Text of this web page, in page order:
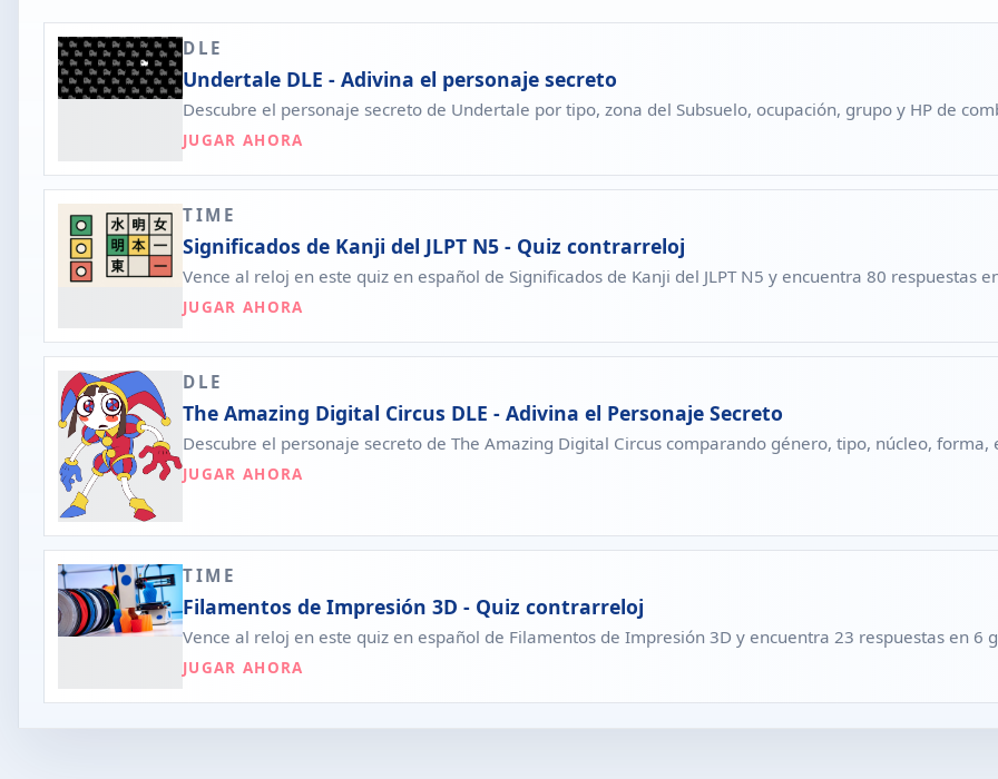
DLE
Undertale DLE - Adivina el personaje secreto
Descubre el personaje secreto de Undertale por tipo, zona del Subsuelo, ocupación, grupo y HP de
JUGAR AHORA
TIME
Significados de Kanji del JLPT N5 - Quiz contrarreloj
Vence al reloj en este quiz en español de Significados de Kanji del JLPT N5 y encuentra 80 respuestas
JUGAR AHORA
DLE
The Amazing Digital Circus DLE - Adivina el Personaje Secreto
Descubre el personaje secreto de The Amazing Digital Circus comparando género, tipo, núcleo, forma,
JUGAR AHORA
TIME
Filamentos de Impresión 3D - Quiz contrarreloj
Vence al reloj en este quiz en español de Filamentos de Impresión 3D y encuentra 23 respuestas en 6
JUGAR AHORA